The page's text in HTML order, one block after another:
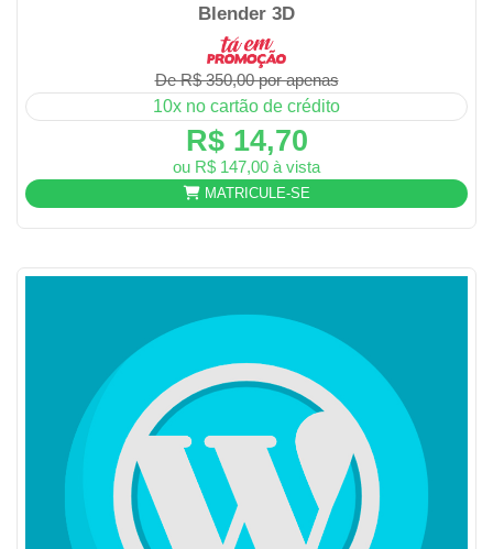
Blender 3D
De R$ 350,00 por apenas
10x no cartão de crédito
R$ 14,70
ou R$ 147,00 à vista
MATRICULE-SE